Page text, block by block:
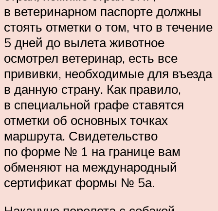
в ветеринарном паспорте должны
стоять отметки о том, что в течение
5 дней до вылета животное
осмотрел ветеринар, есть все
прививки, необходимые для въезда
в данную страну. Как правило,
в специальной графе ставятся
отметки об основных точках
маршрута. Свидетельство
по форме № 1 на границе вам
обменяют на международный
сертификат формы № 5а.